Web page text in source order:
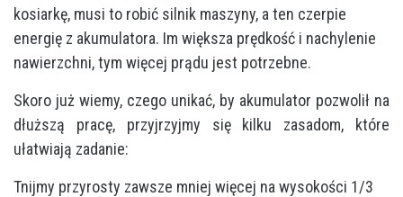
kosiarkę, musi to robić silnik maszyny, a ten czerpie
energię z akumulatora. Im większa prędkość i nachylenie
nawierzchni, tym więcej prądu jest potrzebne.
Skoro już wiemy, czego unikać, by akumulator pozwolił na
dłuższą pracę, przyjrzyjmy się kilku zasadom, które
ułatwiają zadanie:
Tnijmy przyrosty zawsze mniej więcej na wysokości 1/3